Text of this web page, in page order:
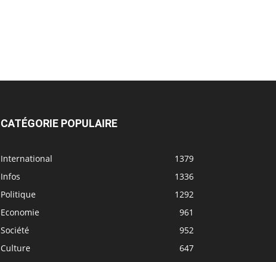
CATÉGORIE POPULAIRE
International
1379
Infos
1336
Politique
1292
Economie
961
Société
952
Culture
647